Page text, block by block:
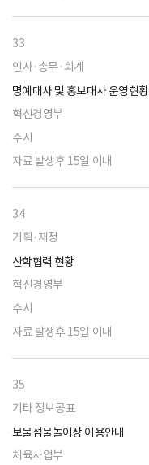
33
인사·총무·회계
명예대사 및 홍보대사 운영현황
혁신경영부
수시
자료 발생후 15일 이내
34
기획·재정
산학협력 현황
혁신경영부
수시
자료 발생후 15일 이내
35
기타 정보공표
보물섬물놀이장 이용안내
체육사업부